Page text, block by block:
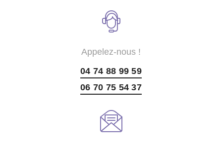
Appelez-nous !
04 74 88 99 59
06 70 75 54 37